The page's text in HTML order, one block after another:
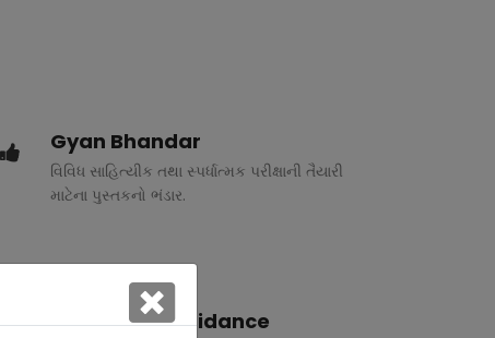
Gyan Bhandar
વિવિધ સાહિત્યીક તથા સ્પર્ધાત્મક પરીક્ષાની તૈયારી
માટેના પુસ્તકનો ભંડાર.
Vocational Guidance